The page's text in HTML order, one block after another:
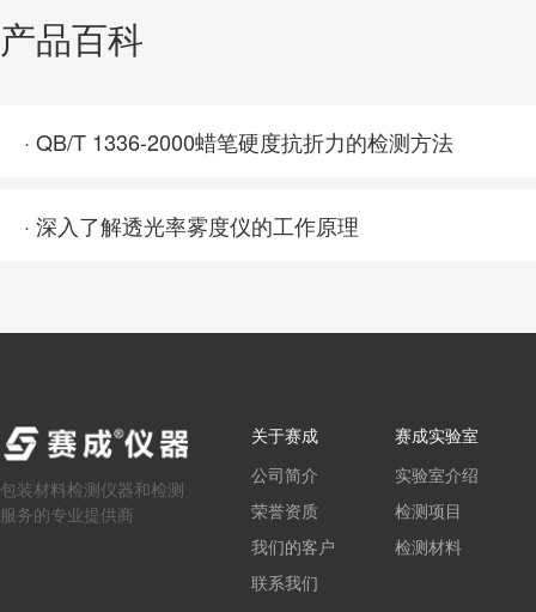
产品百科
· QB/T 1336-2000蜡笔硬度抗折力的检测方法
· 深入了解透光率雾度仪的工作原理
包装材料检测仪器和检测
服务的专业提供商
关于赛成
公司简介
荣誉资质
我们的客户
联系我们
赛成实验室
实验室介绍
检测项目
检测材料